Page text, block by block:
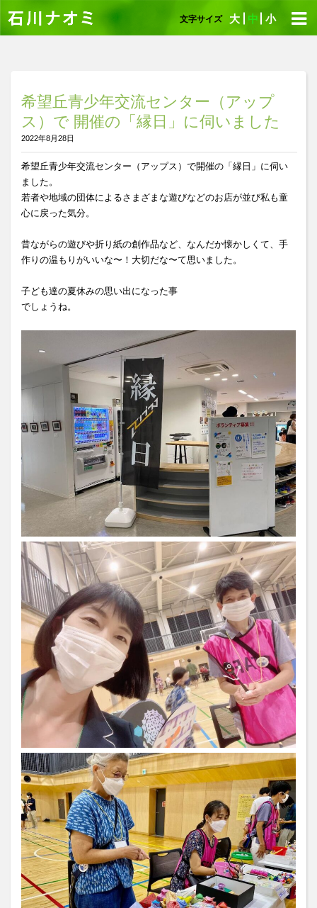
文字サイズ 大 中 小
希望丘青少年交流センター（アップ
ス）で 開催の「縁日」に伺いました
2022年8月28日
希望丘青少年交流センター（アップス）で開催の「縁日」に伺い
ました。
若者や地域の団体によるさまざまな遊びなどのお店が並び私も童
心に戻った気分。
昔ながらの遊びや折り紙の創作品など、なんだか懐かしくて、手
作りの温もりがいいな〜！大切だな〜て思いました。
子ども達の夏休みの思い出になった事
でしょうね。